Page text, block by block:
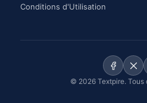
Conditions d'Utilisation
© 2026 Textpire. Tous